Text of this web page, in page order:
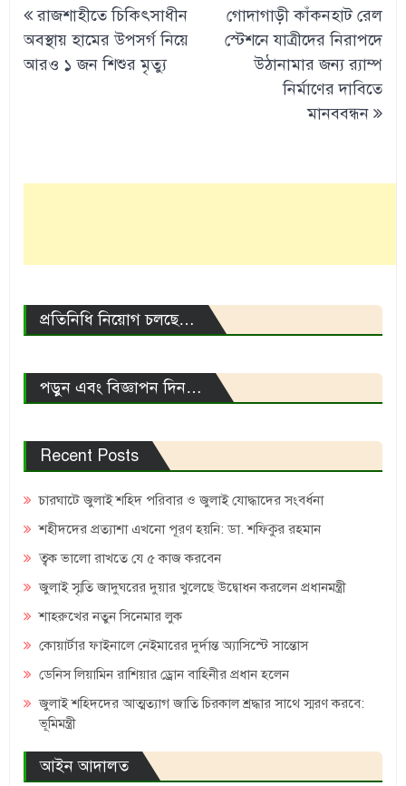
navigation
রাজশাহীতে চিকিৎসাধীন
অবস্থায় হামের উপসর্গ নিয়ে
আরও ১ জন শিশুর মৃত্যু
গোদাগাড়ী কাঁকনহাট রেল
স্টেশনে যাত্রীদের নিরাপদে
উঠানামার জন্য র‌্যাম্প
নির্মাণের দাবিতে
মানববন্ধন
প্রতিনিধি নিয়োগ চলছে…
পড়ুন এবং বিজ্ঞাপন দিন…
Recent Posts
চারঘাটে জুলাই শহিদ পরিবার ও জুলাই যোদ্ধাদের সংবর্ধনা
শহীদদের প্রত্যাশা এখনো পূরণ হয়নি: ডা. শফিকুর রহমান
ত্বক ভালো রাখতে যে ৫ কাজ করবেন
জুলাই স্মৃতি জাদুঘরের দুয়ার খুলেছে উদ্বোধন করলেন প্রধানমন্ত্রী
শাহরুখের নতুন সিনেমার লুক
কোয়ার্টার ফাইনালে নেইমারের দুর্দান্ত অ্যাসিস্টে সান্তোস
ডেনিস লিয়ামিন রাশিয়ার ড্রোন বাহিনীর প্রধান হলেন
জুলাই শহিদদের আত্মত্যাগ জাতি চিরকাল শ্রদ্ধার সাথে স্মরণ করবে:
ভূমিমন্ত্রী
আইন আদালত